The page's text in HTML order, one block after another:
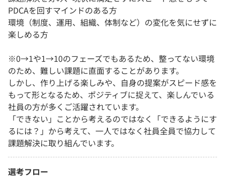
PDCAを回すマインドのある方
環境（制度、運用、組織、体制など）の変化を気にせずに
楽しめる方
※0→1や1→10のフェーズでもあるため、整ってない環境
のため、難しい課題に直面することがあります。
しかし、作り上げる楽しみや、自身の提案がスピード感を
もって形となるため、ポジティブに捉えて、楽しんでいる
社員の方が多くご活躍されています。
「できない」ことから考えるのではなく「できるようにす
るには？」から考えて、一人ではなく社員全員で協力して
課題解決に取り組んでいます。
選考フロー